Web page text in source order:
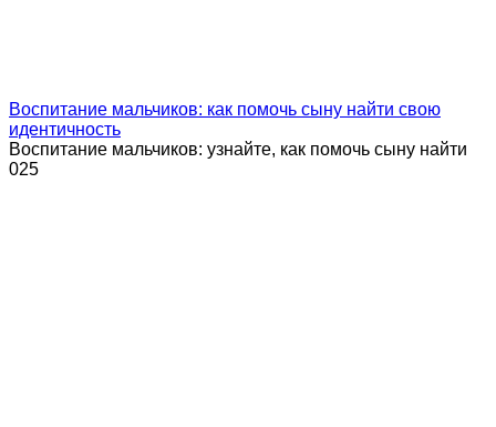
Воспитание мальчиков: как помочь сыну найти свою
идентичность
Воспитание мальчиков: узнайте, как помочь сыну найти
025